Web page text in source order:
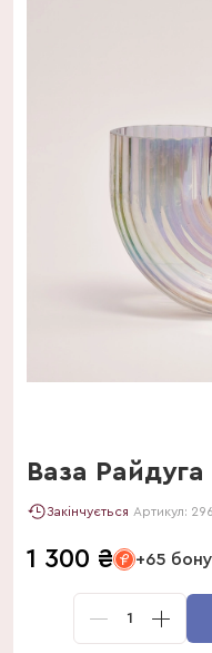
Ваза Райдуга
Закінчується Артикул:
1 300 ₴ +65
1